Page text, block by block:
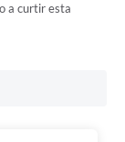
a curtir esta